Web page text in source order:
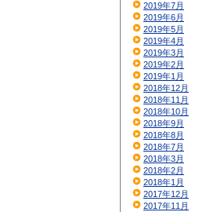
2019年7月
2019年6月
2019年5月
2019年4月
2019年3月
2019年2月
2019年1月
2018年12月
2018年11月
2018年10月
2018年9月
2018年8月
2018年7月
2018年3月
2018年2月
2018年1月
2017年12月
2017年11月